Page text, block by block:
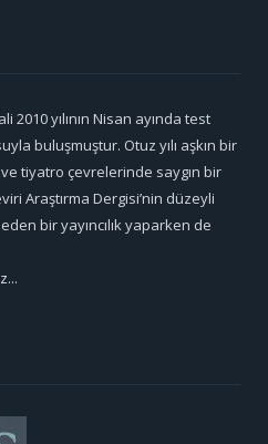
2010 yılının Nisan ayında test
buluşmuştur. Otuz yılı aşkın bir
tiyatro çevrelerinde saygın bir
Araştırma Dergisi’nin düzeyli
bir yayıncılık yaparken de